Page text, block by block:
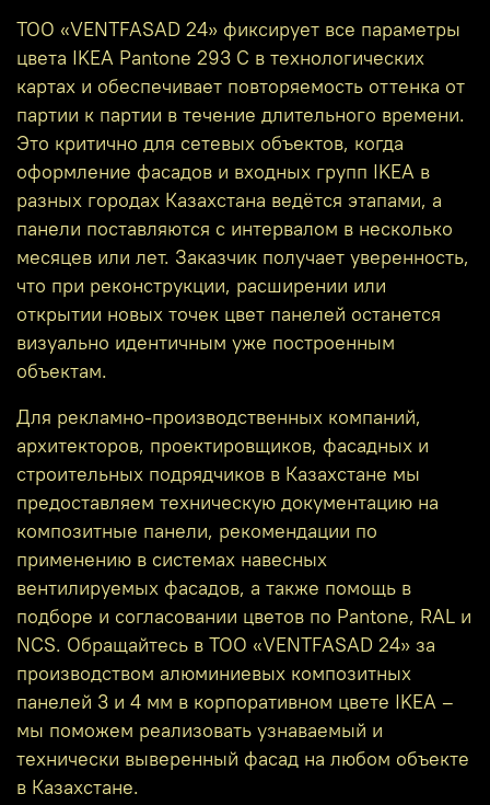
ТОО «VENTFASAD 24» фиксирует все параметры
цвета IKEA Pantone 293 C в технологических
картах и обеспечивает повторяемость оттенка от
партии к партии в течение длительного времени.
Это критично для сетевых объектов, когда
оформление фасадов и входных групп IKEA в
разных городах Казахстана ведётся этапами, а
панели поставляются с интервалом в несколько
месяцев или лет. Заказчик получает уверенность,
что при реконструкции, расширении или
открытии новых точек цвет панелей останется
визуально идентичным уже построенным
объектам.
Для рекламно‑производственных компаний,
архитекторов, проектировщиков, фасадных и
строительных подрядчиков в Казахстане мы
предоставляем техническую документацию на
композитные панели, рекомендации по
применению в системах навесных
вентилируемых фасадов, а также помощь в
подборе и согласовании цветов по Pantone, RAL и
NCS. Обращайтесь в ТОО «VENTFASAD 24» за
производством алюминиевых композитных
панелей 3 и 4 мм в корпоративном цвете IKEA –
мы поможем реализовать узнаваемый и
технически выверенный фасад на любом объекте
в Казахстане.